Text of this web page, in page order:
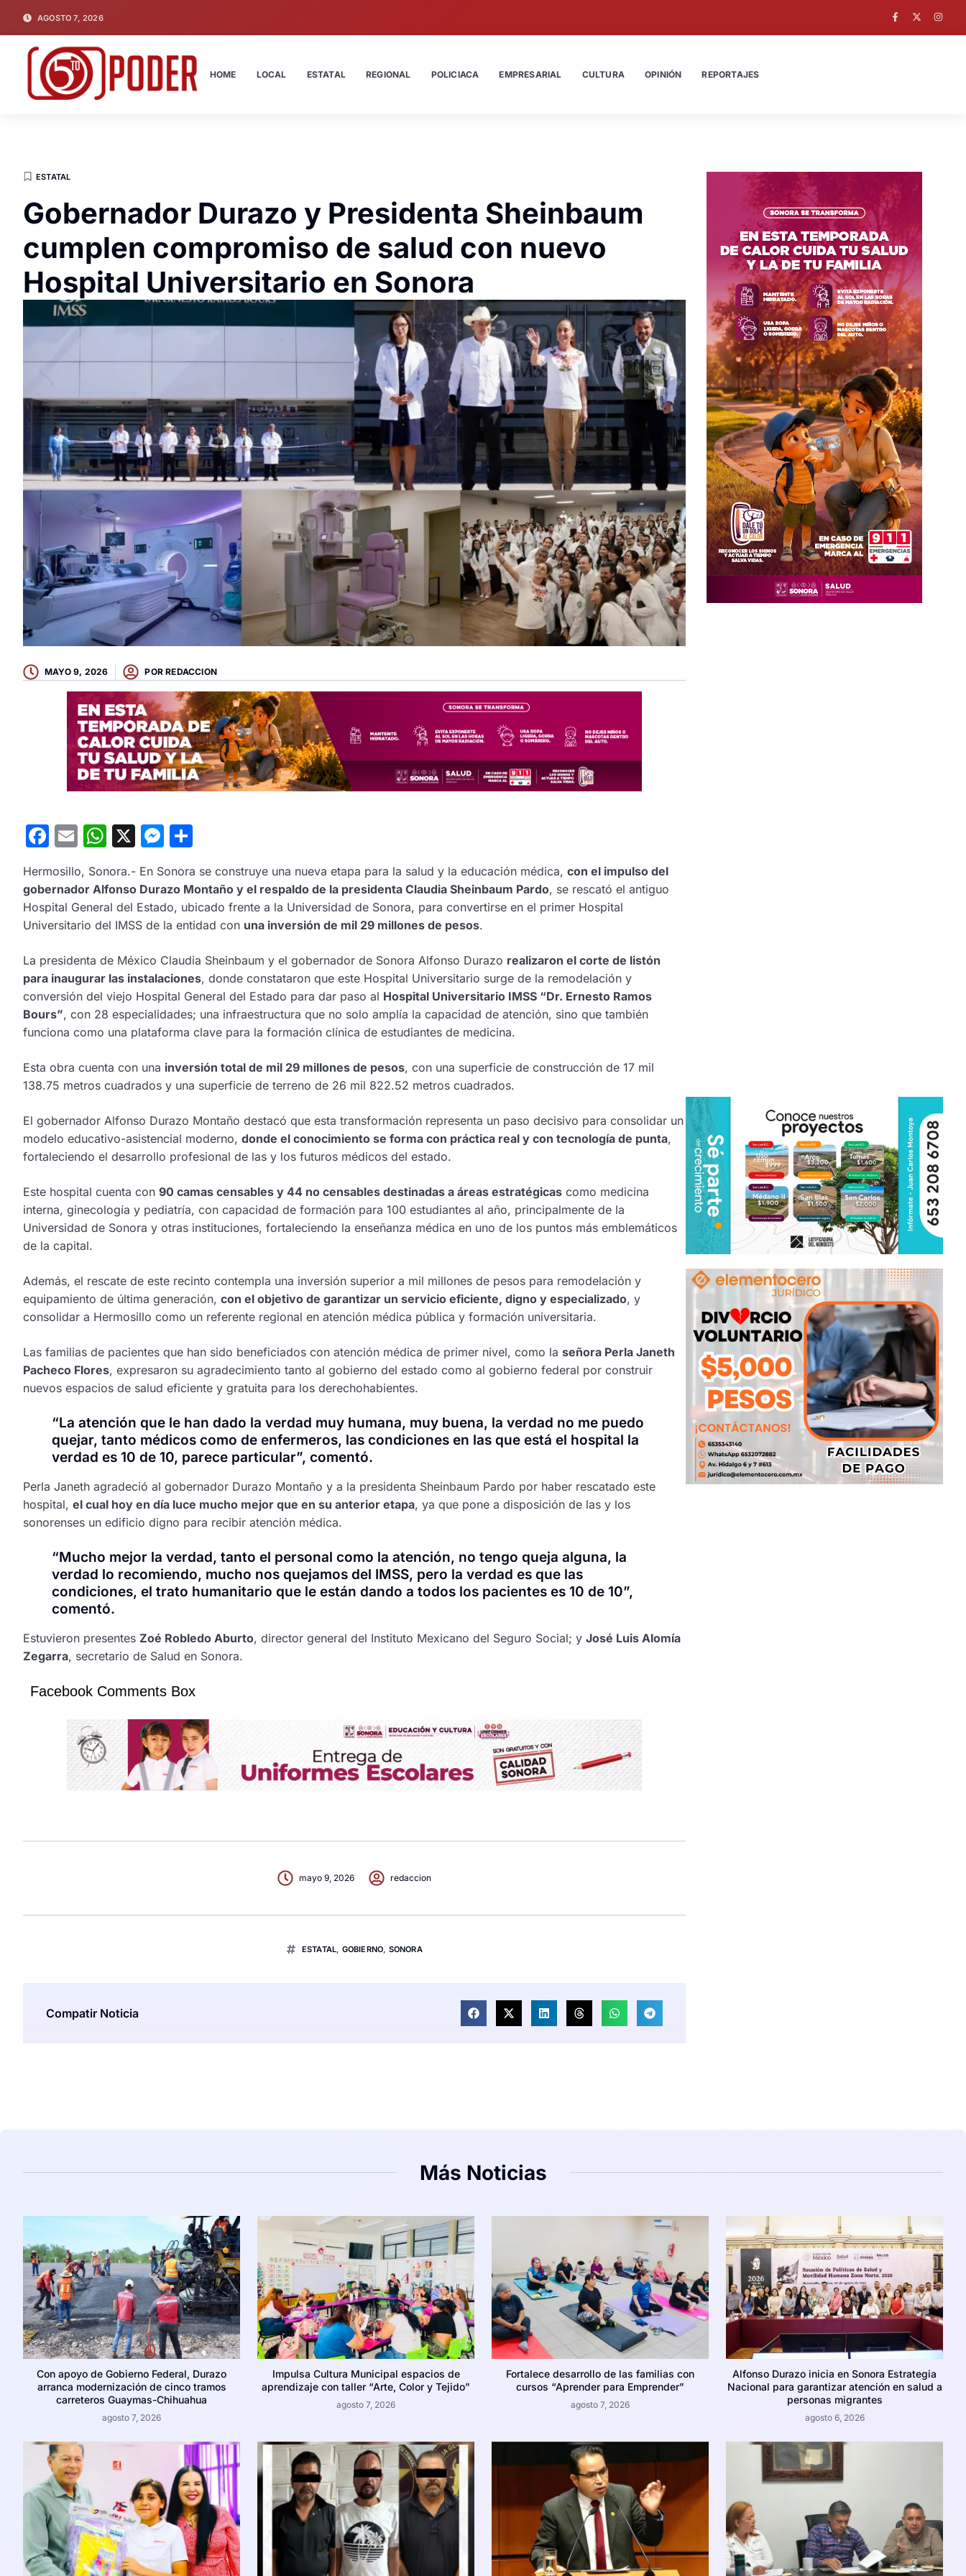
AGOSTO 7, 2026
HOME LOCAL ESTATAL REGIONAL POLICIACA EMPRESARIAL CULTURA OPINIÓN REPORTAJES
ESTATAL
Gobernador Durazo y Presidenta Sheinbaum
cumplen compromiso de salud con nuevo
Hospital Universitario en Sonora
MAYO 9, 2026 POR REDACCION
Facebook
EmailWhatsApp
X Messenger
Hermosillo, Sonora.- En Sonora se construye una nueva etapa para la salud y la educación médica, con el impulso del
gobernador Alfonso Durazo Montaño y el respaldo de la presidenta Claudia Sheinbaum Pardo, se rescató el antiguo
Hospital General del Estado, ubicado frente a la Universidad de Sonora, para convertirse en el primer Hospital
Universitario del IMSS de la entidad con una inversión de mil 29 millones de pesos.
La presidenta de México Claudia Sheinbaum y el gobernador de Sonora Alfonso Durazo realizaron el corte de listón
para inaugurar las instalaciones, donde constataron que este Hospital Universitario surge de la remodelación y
conversión del viejo Hospital General del Estado para dar paso al Hospital Universitario IMSS “Dr. Ernesto Ramos
Bours”, con 28 especialidades; una infraestructura que no solo amplía la capacidad de atención, sino que también
funciona como una plataforma clave para la formación clínica de estudiantes de medicina.
Esta obra cuenta con una inversión total de mil 29 millones de pesos, con una superficie de construcción de 17 mil
138.75 metros cuadrados y una superficie de terreno de 26 mil 822.52 metros cuadrados.
El gobernador Alfonso Durazo Montaño destacó que esta transformación representa un paso decisivo para consolidar un
modelo educativo-asistencial moderno, donde el conocimiento se forma con práctica real y con tecnología de punta,
fortaleciendo el desarrollo profesional de las y los futuros médicos del estado.
Este hospital cuenta con 90 camas censables y 44 no censables destinadas a áreas estratégicas como medicina
interna, ginecología y pediatría, con capacidad de formación para 100 estudiantes al año, principalmente de la
Universidad de Sonora y otras instituciones, fortaleciendo la enseñanza médica en uno de los puntos más emblemáticos
de la capital.
Además, el rescate de este recinto contempla una inversión superior a mil millones de pesos para remodelación y
equipamiento de última generación, con el objetivo de garantizar un servicio eficiente, digno y especializado, y
consolidar a Hermosillo como un referente regional en atención médica pública y formación universitaria.
Las familias de pacientes que han sido beneficiados con atención médica de primer nivel, como la señora Perla Janeth
Pacheco Flores, expresaron su agradecimiento tanto al gobierno del estado como al gobierno federal por construir
nuevos espacios de salud eficiente y gratuita para los derechohabientes.
“La atención que le han dado la verdad muy humana, muy buena, la verdad no me puedo
quejar, tanto médicos como de enfermeros, las condiciones en las que está el hospital la
verdad es 10 de 10, parece particular”, comentó.
Perla Janeth agradeció al gobernador Durazo Montaño y a la presidenta Sheinbaum Pardo por haber rescatado este
hospital, el cual hoy en día luce mucho mejor que en su anterior etapa, ya que pone a disposición de las y los
sonorenses un edificio digno para recibir atención médica.
“Mucho mejor la verdad, tanto el personal como la atención, no tengo queja alguna, la
verdad lo recomiendo, mucho nos quejamos del IMSS, pero la verdad es que las
condiciones, el trato humanitario que le están dando a todos los pacientes es 10 de 10”,
comentó.
Estuvieron presentes Zoé Robledo Aburto, director general del Instituto Mexicano del Seguro Social; y José Luis Alomía
Zegarra, secretario de Salud en Sonora.
Facebook Comments Box
mayo 9, 2026 redaccion
ESTATAL, GOBIERNO, SONORA
Compatir Noticia
Más Noticias
Con apoyo de Gobierno Federal, Durazo
arranca modernización de cinco tramos
carreteros Guaymas-Chihuahua
agosto 7, 2026
Impulsa Cultura Municipal espacios de
aprendizaje con taller “Arte, Color y Tejido”
agosto 7, 2026
Fortalece desarrollo de las familias con
cursos “Aprender para Emprender”
agosto 7, 2026
Alfonso Durazo inicia en Sonora Estrategia
Nacional para garantizar atención en salud a
personas migrantes
agosto 6, 2026